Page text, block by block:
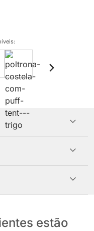
:
estão